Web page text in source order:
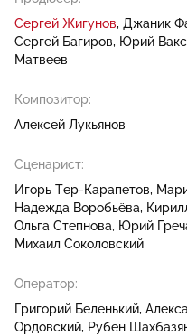
Сергей Жигунов Джаник
Сергей Багиров
Юрий
Матвеев
Композитор:
Алексей Лукьянов
Сценарист:
Игорь Тер-Карапетов
Надежда Воробьёва
Ольга Степнова Юрий
Михаил Соколовский
Оператор:
Григорий Беленький
Ордовский Рубен